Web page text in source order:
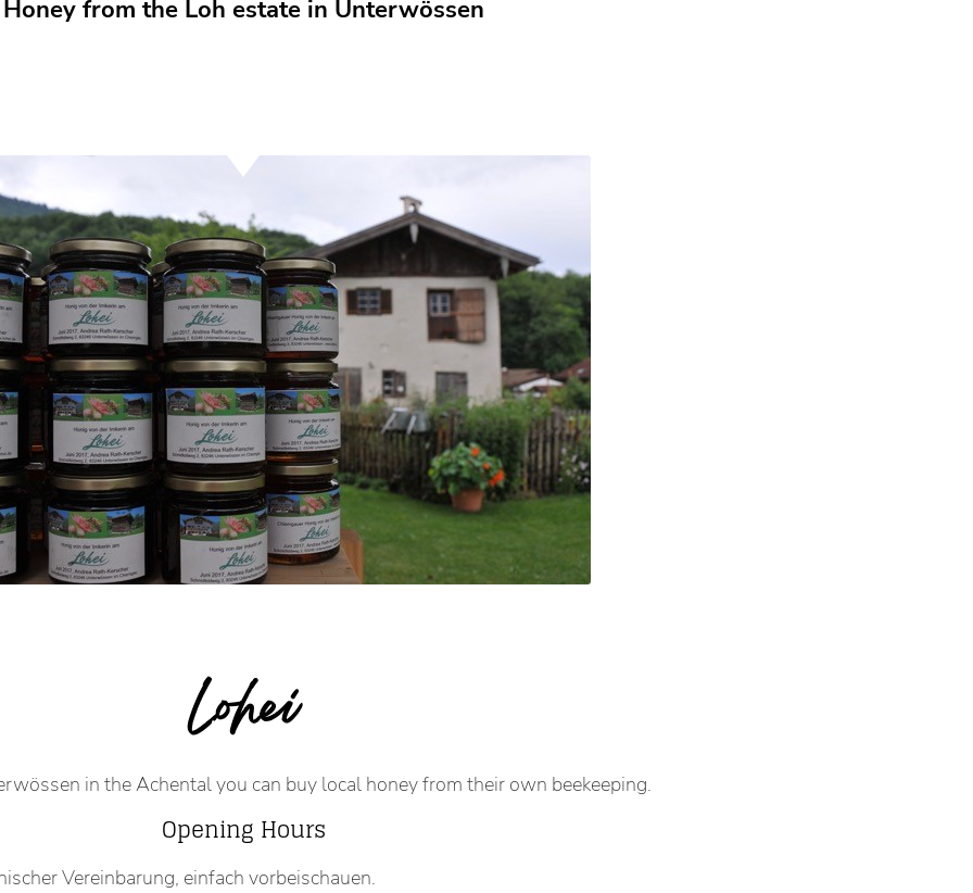
Honey from the Loh estate in Unterwössen
Lohei
in the Achental you can buy local honey from their own beekeeping.
Opening Hours
Vereinbarung, einfach vorbeischauen.